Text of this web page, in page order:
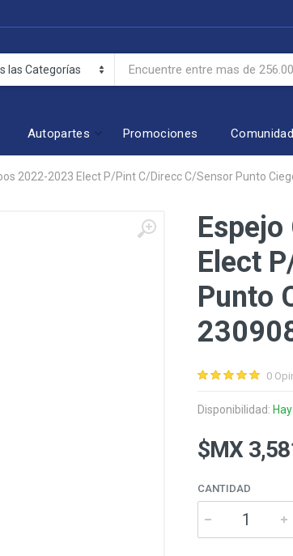
Autopartes Promociones Comunidad
2022-2023 Elect P/Pint C/Direcc C/Sensor Punto
Elect
Punto
0
Disponibilidad:
$MX
CANTIDAD